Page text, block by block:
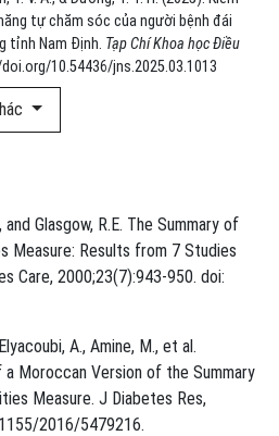
tự chăm sóc của người bệnh đái
tỉnh Nam Định. Tạp Chí Khoa học Điều
10.54436/jns.2025.03.1013
Glasgow, R.E. The Summary of
Measure: Results from 7 Studies
Care, 2000;23(7):943-950. ​doi:
A., Amine, M., et al.
Moroccan Version of the Summary
Measure. J Diabetes Res,
2016/5479216.